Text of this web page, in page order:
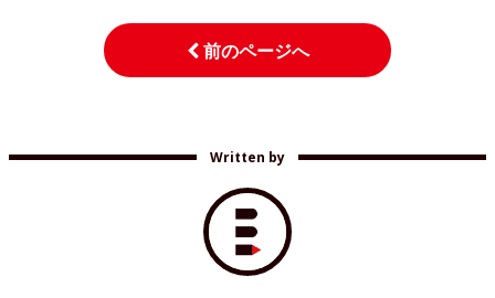
前のページへ
Written by